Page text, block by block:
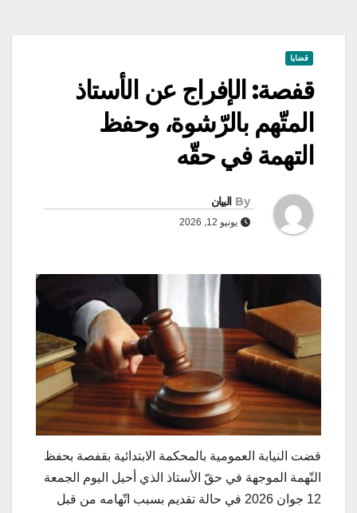
قضايا
قفصة: الإفراج عن الأستاذ
المتّهم بالرّشوة، وحفظ
التهمة في حقّه
By البيان
يونيو 12, 2026
قضت النيابة العمومية بالمحكمة الابتدائية بقفصة بحفظ
التّهمة الموجهة في حقّ الأستاذ الذي أحيل اليوم الجمعة
12 جوان 2026 في حالة تقديم بسبب اتّهامه من قبل